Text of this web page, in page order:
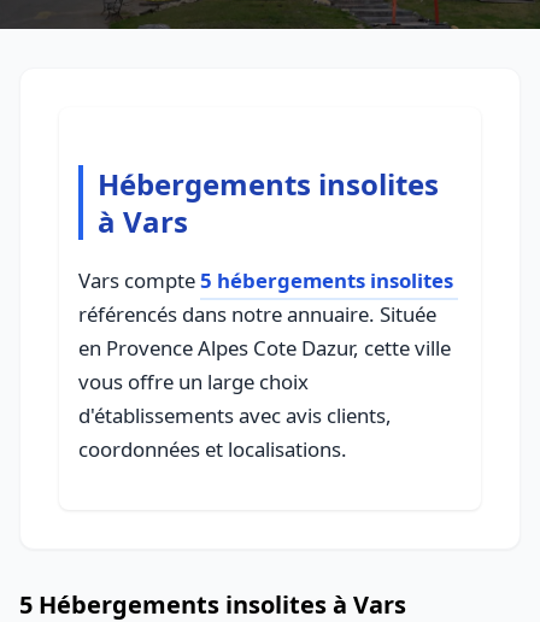
Hébergements insolites
à Vars
Vars compte5 hébergements insolites
référencés dans notre annuaire. Située
en Provence Alpes Cote Dazur, cette ville
vous offre un large choix
d'établissements avec avis clients,
coordonnées et localisations.
5 Hébergements insolites à Vars